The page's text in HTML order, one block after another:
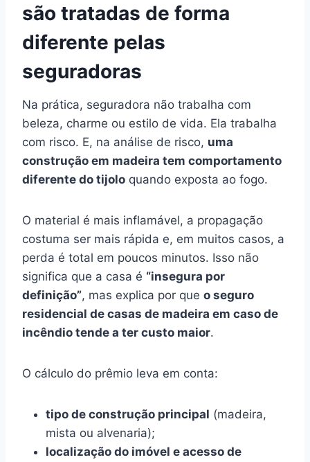
são tratadas de forma
diferente pelas
seguradoras
Na prática, seguradora não trabalha com
beleza, charme ou estilo de vida. Ela trabalha
com risco. E, na análise de risco, uma
construção em madeira tem comportamento
diferente do tijolo quando exposta ao fogo.
O material é mais inflamável, a propagação
costuma ser mais rápida e, em muitos casos, a
perda é total em poucos minutos. Isso não
significa que a casa é “insegura por
definição”, mas explica por que o seguro
residencial de casas de madeira em caso de
incêndio tende a ter custo maior.
O cálculo do prêmio leva em conta:
tipo de construção principal (madeira,
mista ou alvenaria);
localização do imóvel e acesso de